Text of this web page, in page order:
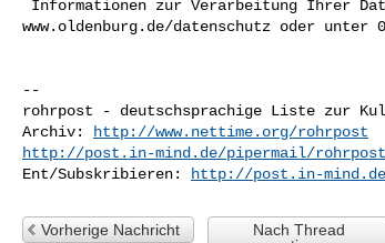
www.oldenburg.de/datenschutz oder unter
--
rohrpost - deutschsprachige Liste zur
Archiv:
http://www.nettime.org/rohrpost
http://post.in-mind.de/pipermail/
Ent/Subskribieren:
http://post.in-
Vorherige Nachricht
Nach Thread